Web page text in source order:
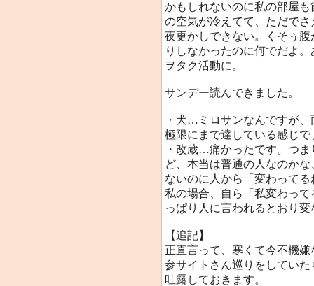
かもしれないのに私の部屋
の空気が冷えてて、ただで
夜更かしできない。くそぅ
りしなかったのに何でだよ
ヲタク活動に。
サンデー読んできました。
・犬…ミロサンなんですが
極限にまで達している感じ
・改蔵…痛かったです。つ
ど、本当は普通の人なのか
ないのに人から「変わって
私の場合、自ら「私変わっ
っぱり人に言われるとおり
【追記】
正直言って、寒くて今不機
参サイトさん巡りをしてい
吐露しておきます。